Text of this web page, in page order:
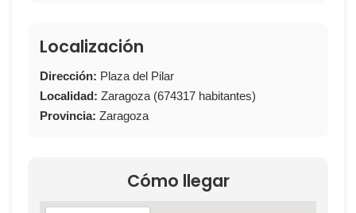
Localización
Dirección: Plaza del Pilar
Localidad: Zaragoza (674317 habitantes)
Provincia: Zaragoza
Cómo llegar